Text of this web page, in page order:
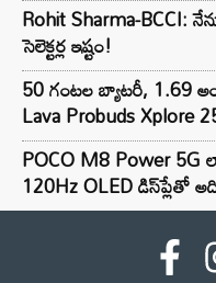
Rohit Sharma-BCCI:
సెలెక్టర్ల ఇష్టం!
50 గంటల బ్యాటరీ, 1.69
Lava Probuds Xplore
POCO M8 Power
120Hz OLED